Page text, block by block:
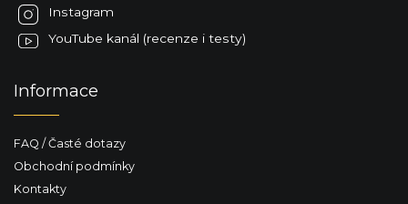
Instagram
YouTube kanál (recenze i testy)
Informace
FAQ / Časté dotazy
Obchodní podmínky
Kontakty